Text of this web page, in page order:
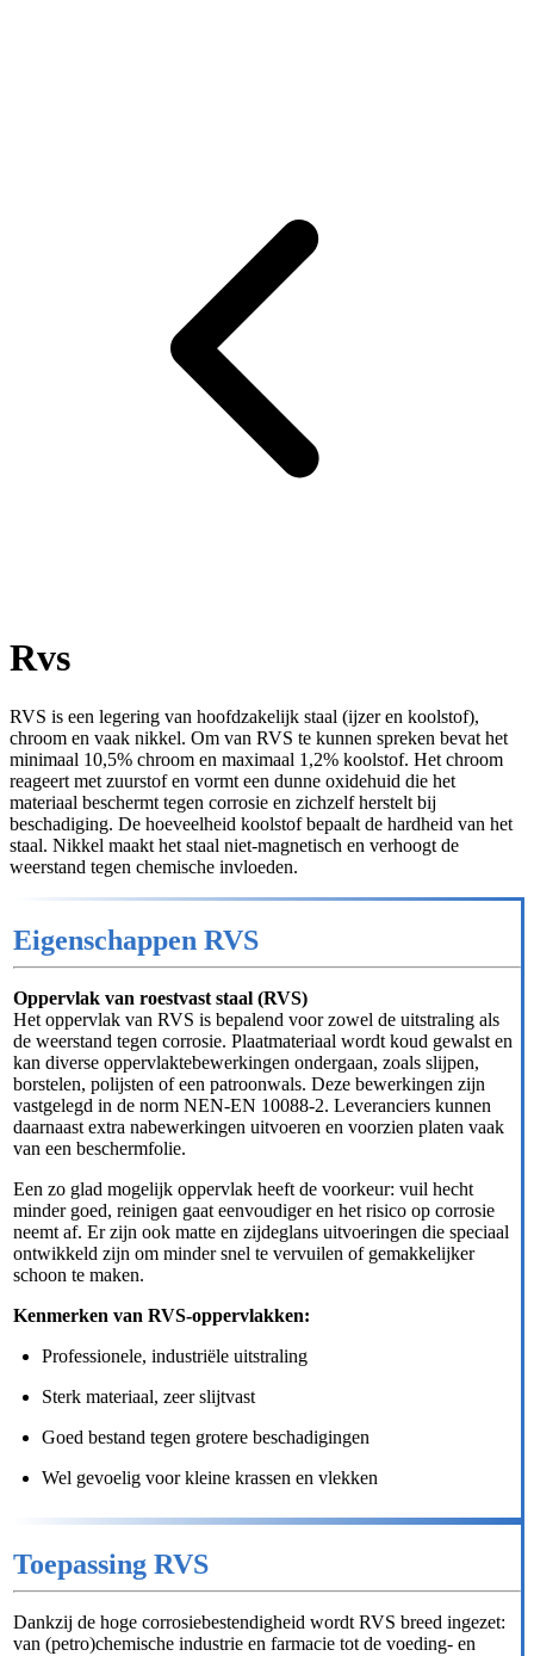
Rvs
RVS is een legering van hoofdzakelijk staal (ijzer en koolstof),
chroom en vaak nikkel. Om van RVS te kunnen spreken bevat het
minimaal 10,5% chroom en maximaal 1,2% koolstof. Het chroom
reageert met zuurstof en vormt een dunne oxidehuid die het
materiaal beschermt tegen corrosie en zichzelf herstelt bij
beschadiging. De hoeveelheid koolstof bepaalt de hardheid van het
staal. Nikkel maakt het staal niet-magnetisch en verhoogt de
weerstand tegen chemische invloeden.
Eigenschappen RVS
Oppervlak van roestvast staal (RVS)
Het oppervlak van RVS is bepalend voor zowel de uitstraling als
de weerstand tegen corrosie. Plaatmateriaal wordt koud gewalst en
kan diverse oppervlaktebewerkingen ondergaan, zoals slijpen,
borstelen, polijsten of een patroonwals. Deze bewerkingen zijn
vastgelegd in de norm NEN-EN 10088-2. Leveranciers kunnen
daarnaast extra nabewerkingen uitvoeren en voorzien platen vaak
van een beschermfolie.
Een zo glad mogelijk oppervlak heeft de voorkeur: vuil hecht
minder goed, reinigen gaat eenvoudiger en het risico op corrosie
neemt af. Er zijn ook matte en zijdeglans uitvoeringen die speciaal
ontwikkeld zijn om minder snel te vervuilen of gemakkelijker
schoon te maken.
Kenmerken van RVS-oppervlakken:
Professionele, industriële uitstraling
Sterk materiaal, zeer slijtvast
Goed bestand tegen grotere beschadigingen
Wel gevoelig voor kleine krassen en vlekken
Toepassing RVS
Dankzij de hoge corrosiebestendigheid wordt RVS breed ingezet:
van (petro)chemische industrie en farmacie tot de voeding- en